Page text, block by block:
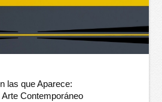
las que Aparece:
Arte Contemporáneo